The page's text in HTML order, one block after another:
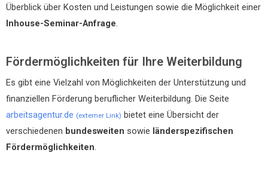
Überblick über Kosten und Leistungen sowie die Möglichkeit einer
Inhouse-Seminar-Anfrage.
Fördermöglichkeiten für Ihre Weiterbildung
Es gibt eine Vielzahl von Möglichkeiten der Unterstützung und
finanziellen Förderung beruflicher Weiterbildung. Die Seite
arbeitsagentur.de (externer Link) bietet eine Übersicht der
verschiedenen bundesweiten sowie länderspezifischen
Fördermöglichkeiten.